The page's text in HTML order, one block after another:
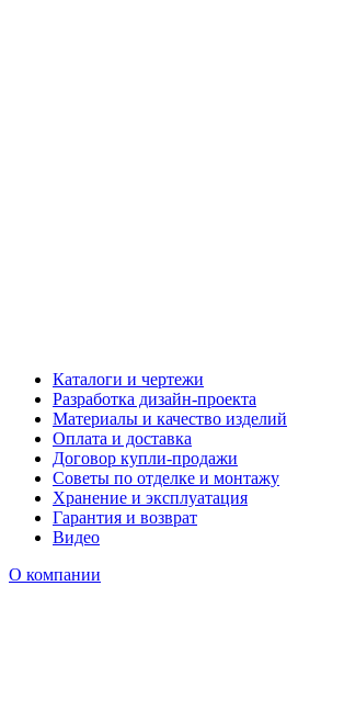
Каталоги и чертежи
Разработка дизайн-проекта
Материалы и качество изделий
Оплата и доставка
Договор купли-продажи
Советы по отделке и монтажу
Хранение и эксплуатация
Гарантия и возврат
Видео
О компании